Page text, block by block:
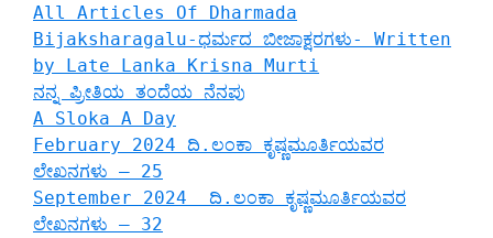
All Articles Of Dharmada
Bijaksharagalu-ಧರ್ಮದ ಬೀಜಾಕ್ಷರಗಳು- Written
by Late Lanka Krisna Murti
ನನ್ನ ಪ್ರೀತಿಯ ತಂದೆಯ ನೆನಪು
A Sloka A Day
February 2024 ದಿ.ಲಂಕಾ ಕೃಷ್ಣಮೂರ್ತಿಯವರ
ಲೇಖನಗಳು – 25
September 2024 ದಿ.ಲಂಕಾ ಕೃಷ್ಣಮೂರ್ತಿಯವರ
ಲೇಖನಗಳು – 32